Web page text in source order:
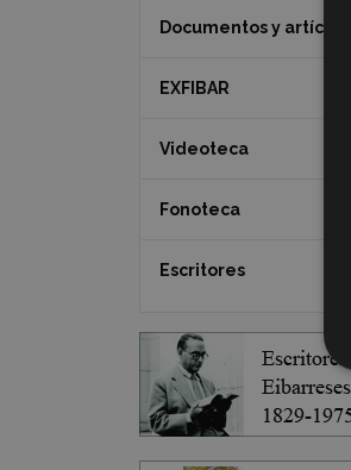
Documentos y artículos
EXFIBAR
Videoteca
Fonoteca
Escritores